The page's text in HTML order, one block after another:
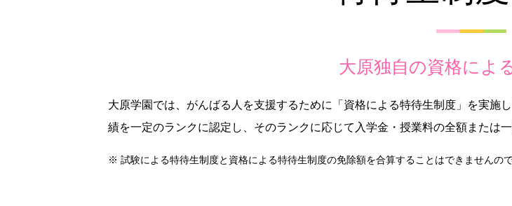
大原独自の資格によ
大原学園では、がんばる人を支援するために「資格による特待生制度」を実施
績を一定のランクに認定し、そのランクに応じて入学金・授業料の全額または
※ 試験による特待生制度と資格による特待生制度の免除額を合算することはできませんの